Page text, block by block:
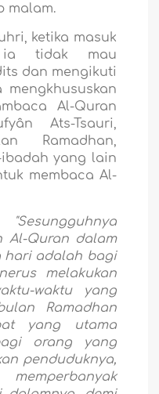
malam.
ketika masuk
ia tidak mau
dan mengikuti
Al-Quran
Ats-Tsauri,
Ramadhan,
yang lain
membaca Al-
"Sesungguhnya
Al-Quran dalam
hari adalah bagi
melakukan
waktu yang
Ramadhan
yang utama
orang yang
penduduknya,